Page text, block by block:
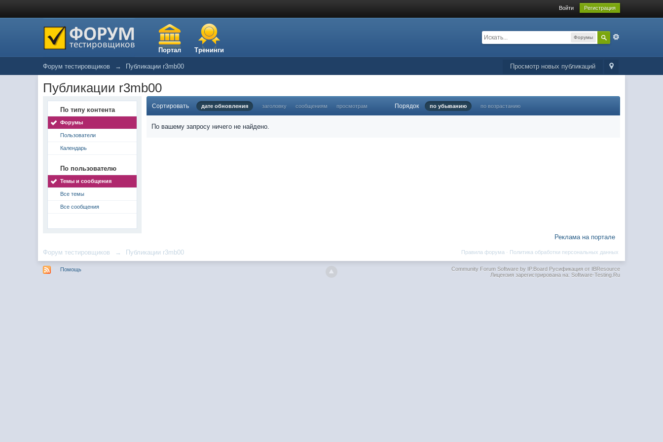
Войти Регистрация
Портал Тренинги
Форумы
Просмотр новых публикаций
Форум тестировщиков → Публикации r3mb00
Публикации r3mb00
По типу контента
Форумы
Пользователи
Календарь
По пользователю
Темы и сообщения
Все темы
Все сообщения
Сортировать дате обновления заголовку сообщениям просмотрам Порядок по убыванию по возрастанию
По вашему запросу ничего не найдено.
Реклама на портале
Форум тестировщиков → Публикации r3mb00 Политика обработки персональных данных
Правила форума ·
Помощь Community Forum Software by IP.BoardРусификация от IBResource
Лицензия зарегистрирована на: Software-Testing.Ru